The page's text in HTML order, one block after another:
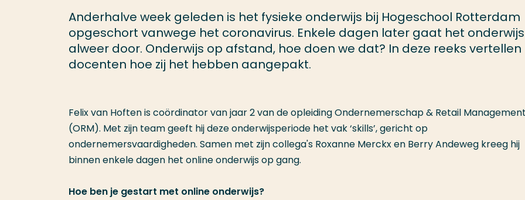
Anderhalve week geleden is het fysieke onderwijs bij Hogeschool Rotterdam
opgeschort vanwege het coronavirus. Enkele dagen later gaat het onderwijs
alweer door. Onderwijs op afstand, hoe doen we dat? In deze reeks vertellen
docenten hoe zij het hebben aangepakt.
Felix van Hoften is coördinator van jaar 2 van de opleiding Ondernemerschap & Retail
(ORM). Met zijn team geeft hij deze onderwijsperiode het vak ‘skills’, gericht op
ondernemersvaardigheden. Samen met zijn collega's Roxanne Merckx en Berry Andeweg kreeg hij
binnen enkele dagen het online onderwijs op gang.
Hoe ben je gestart met online onderwijs?